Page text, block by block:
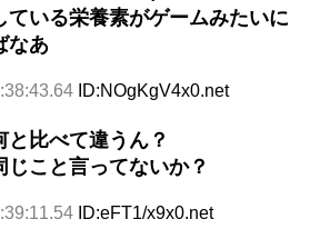
ている栄養素がゲームみたいに
なあ
ID:NOgKgV4x0.net
比べて違うん？
こと言ってないか？
ID:eFT1/x9x0.net